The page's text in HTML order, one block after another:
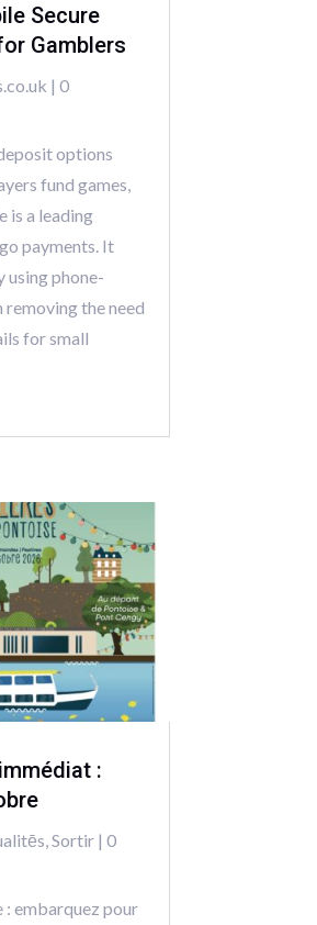
Secure
Gamblers
| 0
options
fund games,
is a leading
payments. It
using phone-
removing the need
for small
:
Sortir| 0
: embarquez pour